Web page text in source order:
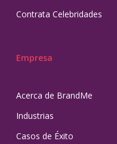
Contrata Celebridades
Empresa
Acerca de BrandMe
Industrias
Casos de Éxito